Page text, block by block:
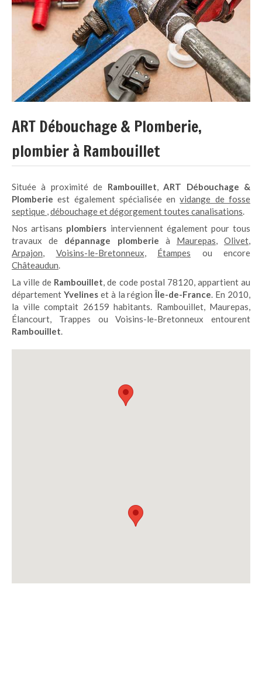
ART Débouchage & Plomberie,
plombier à Rambouillet
Située à proximité de Rambouillet,ART Débouchage &
Plomberie est également spécialisée envidange de fosse
septique ,débouchage et dégorgement toutes canalisations.
Nos artisans plombiers interviennent également pour tous
travaux de dépannage plomberie à Maurepas,Olivet,
Arpajon, Voisins-le-Bretonneux, Étampes ou encore
Châteaudun.
La ville de Rambouillet, de code postal 78120, appartient au
département Yvelineset à la régionÎle-de-France. En 2010,
la ville comptait 26159 habitants. Rambouillet, Maurepas,
Élancourt, Trappes ou Voisins-le-Bretonneux entourent
Rambouillet.